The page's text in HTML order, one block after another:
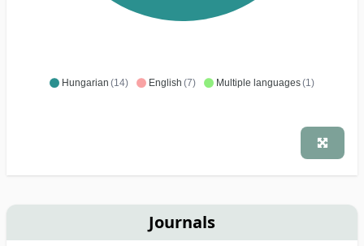
Hungarian (14) English (7) Multiple languages(1)
Journals